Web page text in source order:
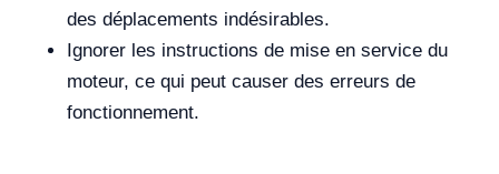
des déplacements indésirables.
Ignorer les instructions de mise en service du
moteur, ce qui peut causer des erreurs de
fonctionnement.